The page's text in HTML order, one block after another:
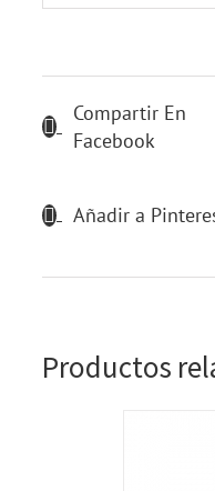
Compartir En
Facebook
Añadir a
Productos